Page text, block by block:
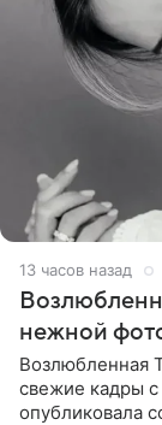
13 часов назад
нежной
Возлюбленная
свежие кадры
опубликовала